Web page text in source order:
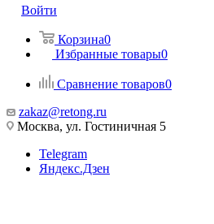
Войти
Корзина0
Избранные товары0
Сравнение товаров0
zakaz@retong.ru
Москва, ул. Гостиничная 5
Telegram
Яндекс.Дзен